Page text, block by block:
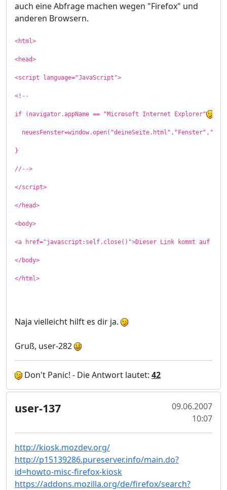
auch eine Abfrage machen wegen "Firefox" und
anderen Browsern.
<html>
<head>
<script language="JavaScript">
<!--
if (navigator.appName == "Microsoft Internet Explorer"
}
//-->
</script>
</head>
<body>
<a href="javascript:self.close()">Dieser Link kommt auf
</body>
</html>
Naja vielleicht hilft es dir ja.
Gruß, user-282
Don't Panic! - Die Antwort lautet: 42
user-137
09.06.2007
10:07
http://kiosk.mozdev.org/
http://p15139286.pureserver.info/main.do?
id=howto-misc-firefox-kiosk
https://addons.mozilla.org/de/firefox/search?